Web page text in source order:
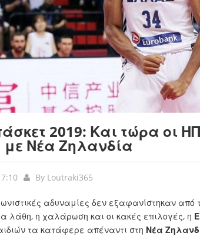
2019: Και τώρα οι
Νέα Ζηλανδία
By Loutraki365
αδυναμίες δεν εξαφανίστηκαν από
λάθη, η χαλάρωση και οι κακές επιλογές, η
τα κατάφερε απέναντι στη Νέα